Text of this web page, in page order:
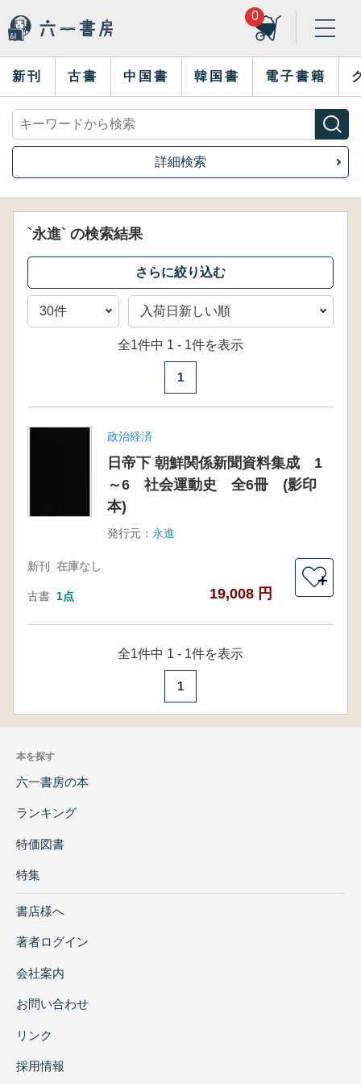
0
新刊 古書 中国書 韓国書 電子書籍
詳細検索
`永進` の検索結果
全1件中 1 - 1件を表示
1
政治経済
日帝下 朝鮮関係新聞資料集成 1
～6 社会運動史 全6冊 (影印
本)
発行元： 永進
新刊 在庫なし
古書 1点 19,008 円
＋
全1件中 1 - 1件を表示
1
本を探す
六一書房の本
ランキング
特価図書
特集
書店様へ
著者ログイン
会社案内
お問い合わせ
リンク
採用情報